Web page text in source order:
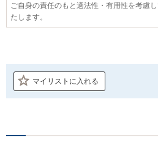
ご自身の責任のもと適法性・有用性を考慮
たします。
マイリストに入れる